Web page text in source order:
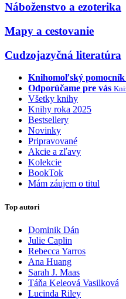
Náboženstvo a ezoterika
Mapy a cestovanie
Cudzojazyčná literatúra
Knihomoľský pomocník
Odporúčame pre vás
Všetky knihy
Knihy roka 2025
Bestsellery
Novinky
Pripravované
Akcie a zľavy
Kolekcie
BookTok
Mám záujem o titul
Top autori
Dominik Dán
Julie Caplin
Rebecca Yarros
Ana Huang
Sarah J. Maas
Táňa Keleová Vasilková
Lucinda Riley